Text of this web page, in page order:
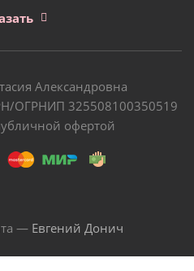
Александровна
ОГРНИП 325508100350519
офертой
— Евгений Донич